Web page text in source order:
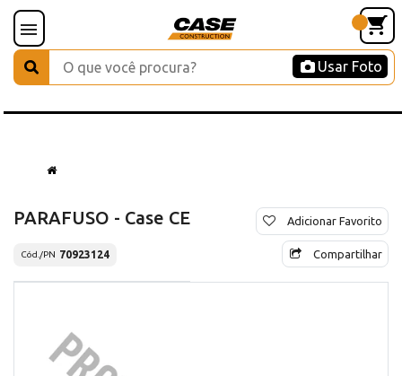
Usar Foto
PARAFUSO - Case CE
Cód./PN 70923124
Adicionar Favorito
Compartilhar